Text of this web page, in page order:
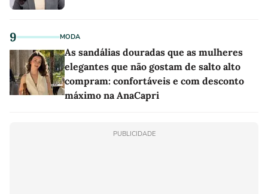
9 MODA
As sandálias douradas que as mulheres
elegantes que não gostam de salto alto
compram: confortáveis e com desconto
máximo na AnaCapri
PUBLICIDADE